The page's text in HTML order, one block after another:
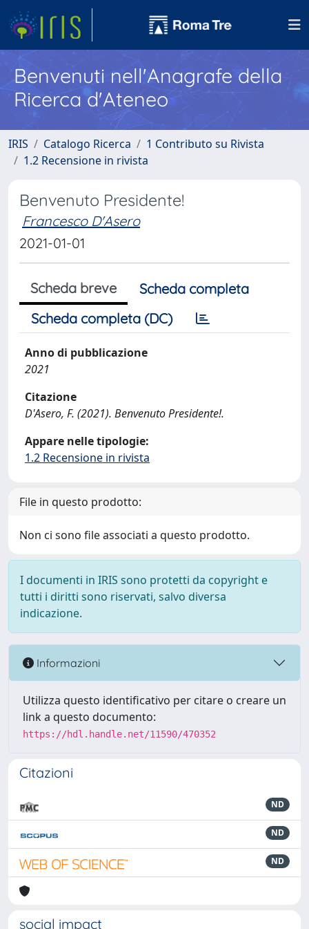
Benvenuti nell'Anagrafe della
Ricerca d'Ateneo
IRIS Catalogo Ricerca
1 Contributo su Rivista
1.2 Recensione in rivista
Benvenuto Presidente!
Francesco D'Asero
2021-01-01
Scheda breve
Scheda completa
Scheda completa (DC)
Anno di pubblicazione
2021
Citazione
D'Asero, F. (2021). Benvenuto Presidente!.
Appare nelle tipologie:
1.2 Recensione in rivista
File in questo prodotto:
Non ci sono file associati a questo prodotto.
I documenti in IRIS sono protetti da copyright e
tutti i diritti sono riservati, salvo diversa
indicazione.
Informazioni
Utilizza questo identificativo per citare o creare un
link a questo documento:
https://hdl.handle.net/11590/470352
Citazioni
ND
ND
ND
social impact